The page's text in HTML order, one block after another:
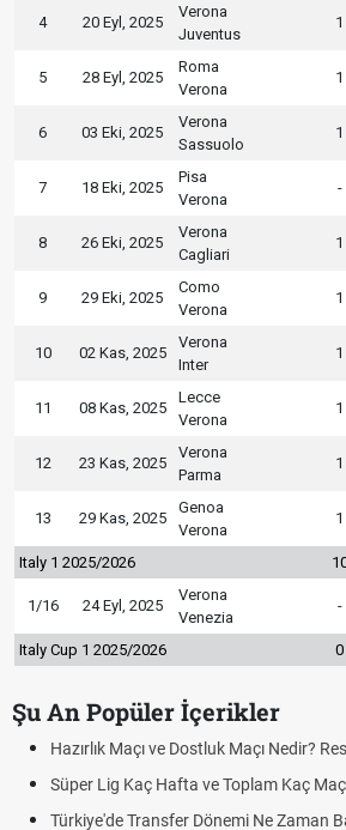
4 20 Eyl, 2025
Verona
Juventus
1
5 28 Eyl, 2025
Roma
Verona
1
6 03 Eki, 2025
Verona
Sassuolo
1
7 18 Eki, 2025
Pisa
Verona
-
8 26 Eki, 2025
Verona
Cagliari
1
9 29 Eki, 2025
Como
Verona
1
10 02 Kas, 2025
Verona
Inter
1
11 08 Kas, 2025
Lecce
Verona
1
12 23 Kas, 2025
Verona
Parma
1
13 29 Kas, 2025
Genoa
Verona
1
Italy 1 2025/2026
1/16 24 Eyl, 2025
Verona
Venezia
-
Italy Cup 1 2025/2026 0
Şu An Popüler İçerikler
Hazırlık Maçı ve Dostluk Maçı Nedir? Resmî
Süper Lig Kaç Hafta ve Toplam Kaç Maç
Türkiye'de Transfer Dönemi Ne Zaman